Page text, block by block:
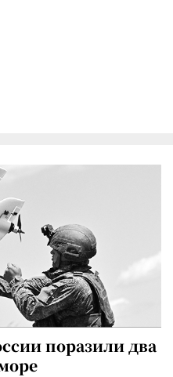
поразили два